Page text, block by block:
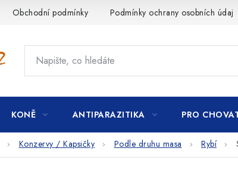
Obchodní podmínky Podmínky ochrany osobních údajů
KONĚ ANTIPARAZITIKA PRO
Konzervy / Kapsičky Podle druhu masa Rybí